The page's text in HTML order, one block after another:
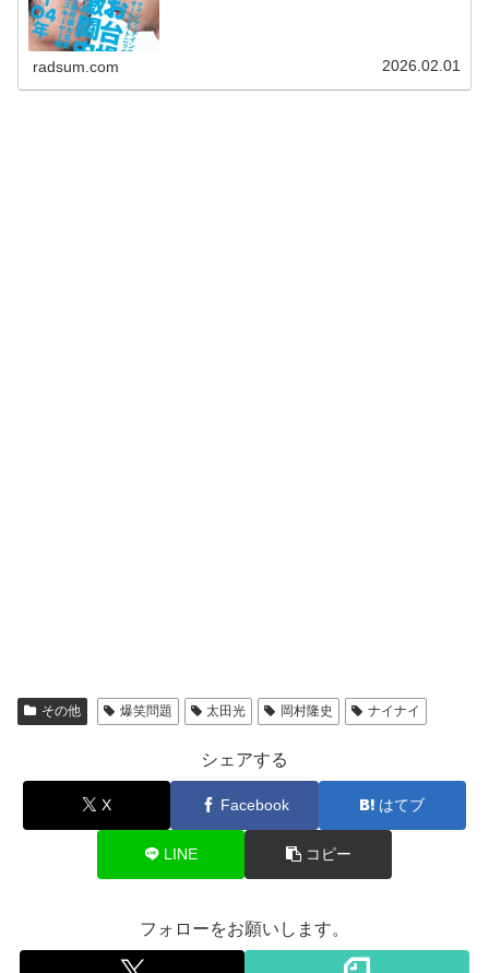
radsum.com 2026.02.01
その他 爆笑問題 太田光 岡村隆史 ナイナイ
シェアする
X Facebook はてブ
LINE コピー
フォローをお願いします。